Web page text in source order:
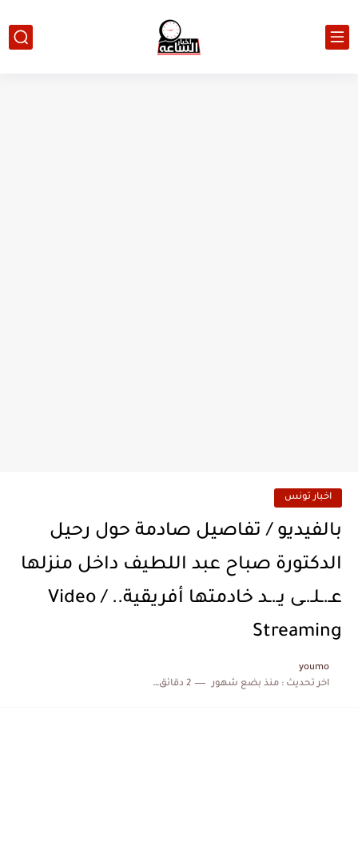
اخبار تونس
بالفيديو / تفاصيل صادمة حول رحيل
الدكتورة صباح عبد اللطيف داخل منزلها
عـ.ـلـ.ـى يـ.ـد خادمتها أفريقية.. / Video
Streaming
youmo
اخر تحديث :منذ بضع شهور 2 دقائق للقراءة